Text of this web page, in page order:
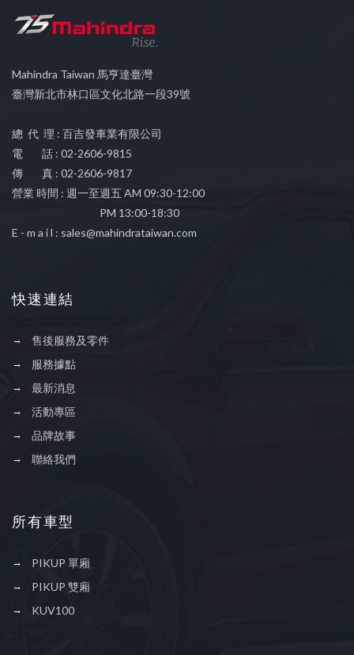
Mahindra Taiwan 馬亨達臺灣
臺灣新北市林口區文化北路一段39號
總 代 理 : 百吉發車業有限公司
電 話 : 02-2606-9815
傳 真 : 02-2606-9817
營業 時間 : 週一至週五 AM 09:30-12:00
PM 13:00-18:30
E - m a i l : sales@mahindrataiwan.com
快速連結
售後服務及零件
服務據點
最新消息
活動專區
品牌故事
聯絡我們
所有車型
PIKUP 單廂
PIKUP 雙廂
KUV100